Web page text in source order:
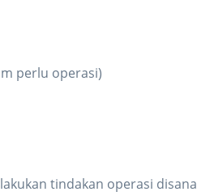
perlu operasi)
tindakan operasi disana